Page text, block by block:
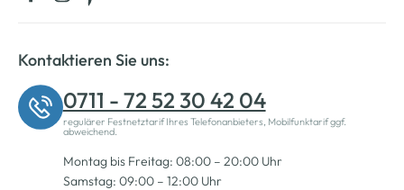
Kontaktieren Sie uns:
0711 - 72 52 30 42 04
regulärer Festnetztarif Ihres Telefonanbieters, Mobilfunktarif ggf.
abweichend.
Montag bis Freitag: 08:00 – 20:00 Uhr
Samstag: 09:00 – 12:00 Uhr